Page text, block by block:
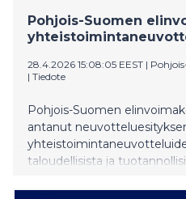
Pohjois-Suomen
28.4.2026 15:08:05 EEST |
| Tiedote
Pohjois-Suomen
antanut
taloudellisista ja
sopeuttamistarve voi